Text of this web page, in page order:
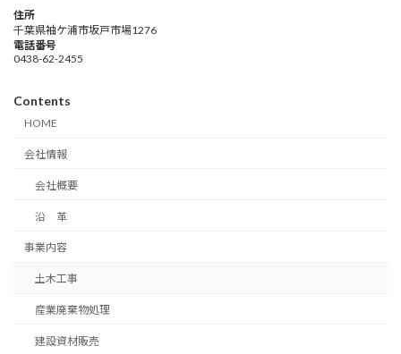
住所
千葉県袖ケ浦市坂戸市場1276
電話番号
0438-62-2455
Contents
HOME
会社情報
会社概要
沿 革
事業内容
土木工事
産業廃棄物処理
建設資材販売